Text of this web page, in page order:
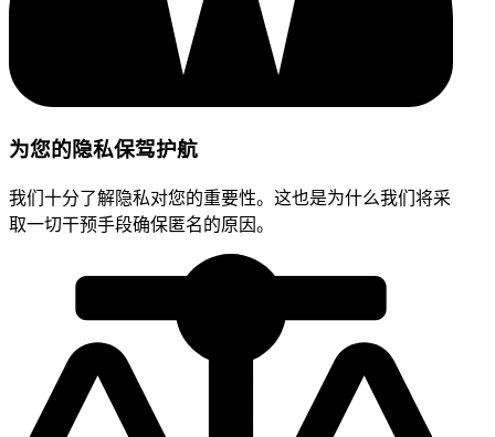
为您的隐私保驾护航
我们十分了解隐私对您的重要性。这也是为什么我们将采
取一切干预手段确保匿名的原因。